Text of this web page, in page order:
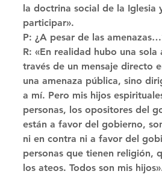
la doctrina social de la
participar».
P: ¿A pesar de las
R: «En realidad hubo una sola
través de un mensaje directo
una amenaza pública, sino
a mí. Pero mis hijos
personas, los opositores del
están a favor del gobierno,
ni en contra ni a favor del
personas que tienen religión,
los ateos. Todos son mis